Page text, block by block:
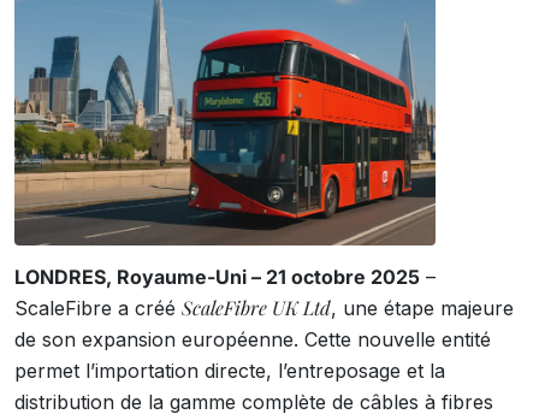
LONDRES, Royaume-Uni – 21 octobre 2025 –
ScaleFibre a créé ScaleFibre UK Ltd, une étape majeure
de son expansion européenne. Cette nouvelle entité
permet l’importation directe, l’entreposage et la
distribution de la gamme complète de câbles à fibres